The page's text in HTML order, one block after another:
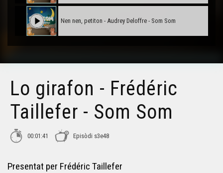
Nen nen, petiton - Audrey Deloffre - Som Som
Lo girafon - Frédéric
Taillefer - Som Som
00:01:41 Episòdi s3e48
Presentat per Frédéric Taillefer